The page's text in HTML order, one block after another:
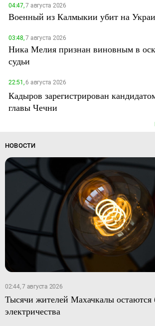
04:47,7 августа 2026
Военный из Калмыкии убит на
03:48,7 августа 2026
Ника Мелия признан виновным в
судьи
22:51,6 августа 2026
Кадыров зарегистрирован
главы Чечни
НОВОСТИ
02:44, 7 августа 2026
Тысячи жителей Махачкалы остаются
электричества